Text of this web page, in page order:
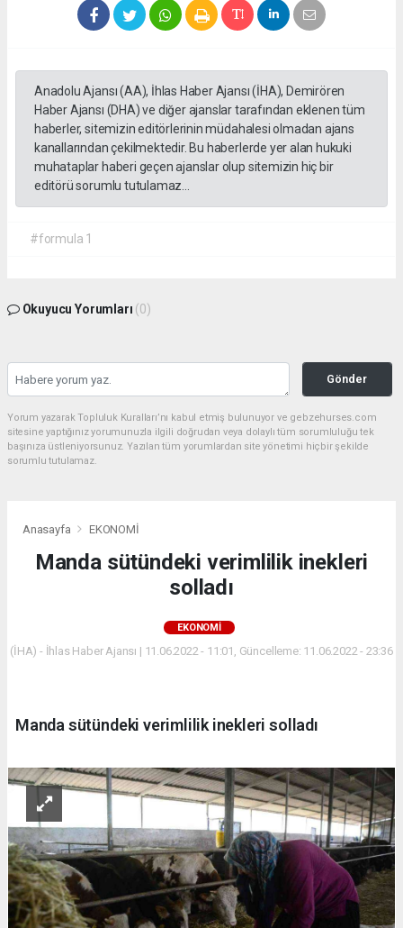
Anadolu Ajansı (AA), İhlas Haber Ajansı (İHA), Demirören
Haber Ajansı (DHA) ve diğer ajanslar tarafından eklenen tüm
haberler, sitemizin editörlerinin müdahalesi olmadan ajans
kanallarından çekilmektedir. Bu haberlerde yer alan hukuki
muhataplar haberi geçen ajanslar olup sitemizin hiç bir
editörü sorumlu tutulamaz...
#formula 1
Okuyucu Yorumları (0)
Gönder
Yorum yazarak Topluluk Kuralları’nı kabul etmiş bulunuyor ve gebzehurses.com
sitesine yaptığınız yorumunuzla ilgili doğrudan veya dolaylı tüm sorumluluğu tek
başınıza üstleniyorsunuz. Yazılan tüm yorumlardan site yönetimi hiçbir şekilde
sorumlu tutulamaz.
Anasayfa EKONOMİ
Manda sütündeki verimlilik inekleri
solladı
EKONOMİ
(İHA) - İhlas Haber Ajansı | 11.06.2022 - 11:01, Güncelleme: 11.06.2022 - 23:36
Manda sütündeki verimlilik inekleri solladı